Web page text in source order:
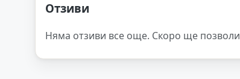
Отзиви
Няма отзиви все още. Скоро ще